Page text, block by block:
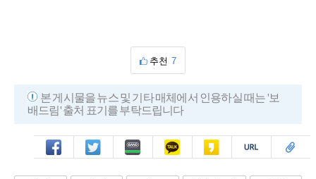
추천 7
본 게시물을 뉴스 및 기타 매체에서 인용하실 때는 '보
배드림' 출처 표기를 부탁드립니다
페북 트윗 밴드 카톡 카스 복사 스크랩